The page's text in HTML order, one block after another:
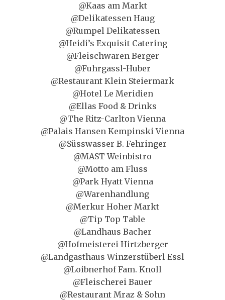
@Kaas am Markt
@Delikatessen Haug
@Rumpel Delikatessen
@Heidi’s Exquisit Catering
@Fleischwaren Berger
@Fuhrgassl-Huber
@Restaurant Klein Steiermark
@Hotel Le Meridien
@Ellas Food & Drinks
@The Ritz-Carlton Vienna
@Palais Hansen Kempinski Vienna
@Süsswasser B. Fehringer
@MAST Weinbistro
@Motto am Fluss
@Park Hyatt Vienna
@Warenhandlung
@Merkur Hoher Markt
@Tip Top Table
@Landhaus Bacher
@Hofmeisterei Hirtzberger
@Landgasthaus Winzerstüberl Essl
@Loibnerhof Fam. Knoll
@Fleischerei Bauer
@Restaurant Mraz & Sohn